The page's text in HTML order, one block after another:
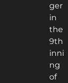
ger
in
the
9th
inni
ng
of